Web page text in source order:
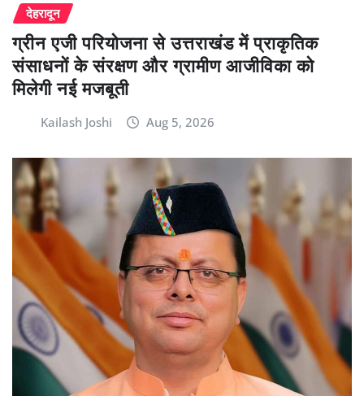
देहरादून
ग्रीन एजी परियोजना से उत्तराखंड में प्राकृतिक
संसाधनों के संरक्षण और ग्रामीण आजीविका को
मिलेगी नई मजबूती
Kailash Joshi Aug 5, 2026